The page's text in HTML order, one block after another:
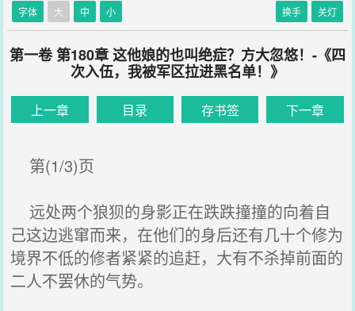
字体 大 中 小 换手 关灯
第一卷 第180章 这他娘的也叫绝症？方大忽悠！-《四
次入伍，我被军区拉进黑名单！》
上一章 目录 存书签 下一章
第(1/3)页
远处两个狼狈的身影正在跌跌撞撞的向着自
己这边逃窜而来，在他们的身后还有几十个修为
境界不低的修者紧紧的追赶，大有不杀掉前面的
二人不罢休的气势。